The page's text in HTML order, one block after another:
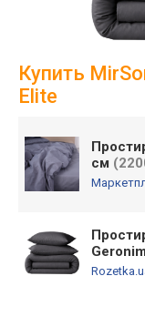
Купить
Elite
см